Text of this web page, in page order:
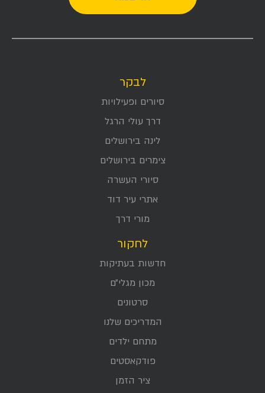
לבקר
סיורים ופעילויות
דרך עולי הרגל
לינה בירושלים
צימרים בירושלים
סיורי העשרה
אתרי עיר דוד
מורי דרך
לחקור
חדשות בעתיקות
מכון מגלי״ם
סרטונים
המדריכים שלנו
מתחם ילדים
פודקאסטים
ציר הזמן